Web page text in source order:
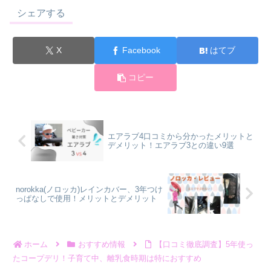
シェアする
X Facebook はてブ
コピー
エアラブ4口コミから分かったメリットと
デメリット！エアラブ3との違い9選
norokka(ノロッカ)レインカバー、3年つけ
っぱなしで使用！メリットとデメリット
ホーム おすすめ情報
【口コミ徹底調査】5年使っ
たコープデリ！子育て中、離乳食時期は特におすすめ